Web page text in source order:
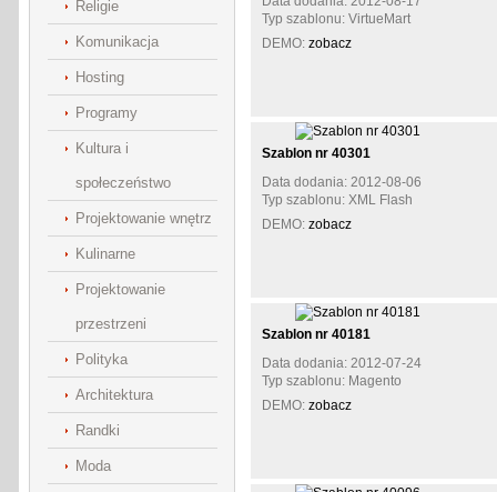
Religie
Komunikacja
Hosting
Programy
Kultura i
społeczeństwo
Projektowanie wnętrz
Kulinarne
Projektowanie
przestrzeni
Polityka
Architektura
Randki
Moda
Typ szablonu: VirtueMart
DEMO: zobacz
Szablon nr 40301
Data dodania: 2012-08-06
Typ szablonu: XML Flash
DEMO: zobacz
Szablon nr 40181
Data dodania: 2012-07-24
Typ szablonu: Magento
DEMO: zobacz